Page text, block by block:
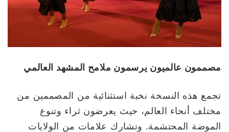
مصممون عالميون يرسمون ملامح المشهد العالمي
تجمع هذه النسخة نخبة استثنائية من المصممين من
مختلف أنحاء العالم، حيث يعرضون ثراء وتنوع
الموضة المحتشمة. وتشارك علامات من الولايات